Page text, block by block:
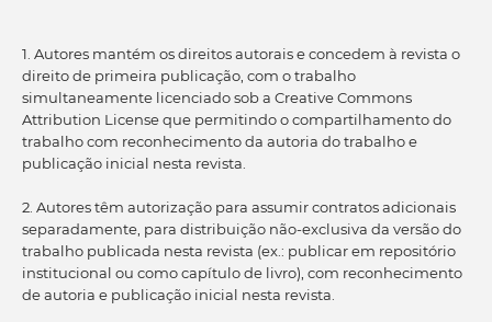
1. Autores mantém os direitos autorais e concedem à revista o
direito de primeira publicação, com o trabalho
simultaneamente licenciado sob a Creative Commons
Attribution License que permitindo o compartilhamento do
trabalho com reconhecimento da autoria do trabalho e
publicação inicial nesta revista.
2. Autores têm autorização para assumir contratos adicionais
separadamente, para distribuição não-exclusiva da versão do
trabalho publicada nesta revista (ex.: publicar em repositório
institucional ou como capítulo de livro), com reconhecimento
de autoria e publicação inicial nesta revista.